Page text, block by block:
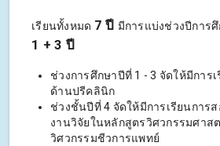
เรียนทั้งหมด 7 ปี มีการแบ่งช่วงปีการ
1 + 3 ปี
ช่วงการศึกษาปีที่ 1 - 3 จัดให้มีการ
ด้านปรีคลินิก
ช่วงชั้นปีที่ 4 จัดให้มีการเรียนการ
งานวิจัยในหลักสูตรวิศวกรรมศา
วิศวกรรมชีวการแพทย์